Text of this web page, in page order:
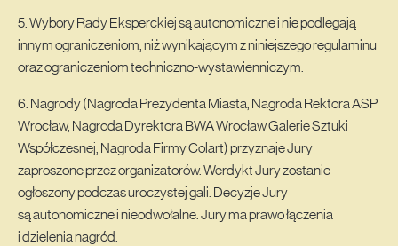
5. Wybory Rady Eksperckiej są autonomiczne i nie podlegają
innym ograniczeniom, niż wynikającym z niniejszego regulaminu
oraz ograniczeniom techniczno-wystawienniczym.
6. Nagrody (Nagroda Prezydenta Miasta, Nagroda Rektora ASP
Wrocław, Nagroda Dyrektora BWA Wrocław Galerie Sztuki
Współczesnej, Nagroda Firmy Colart) przyznaje Jury
zaproszone przez organizatorów. Werdykt Jury zostanie
ogłoszony podczas uroczystej gali. Decyzje Jury
są autonomiczne i nieodwołalne. Jury ma prawo łączenia
i dzielenia nagród.